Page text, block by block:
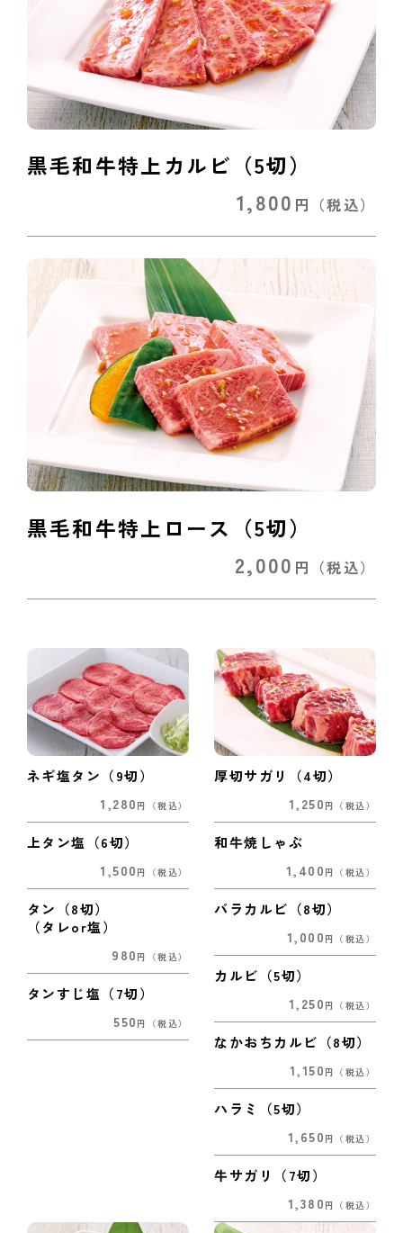
黒毛和牛特上カルビ（5切）
1,800 円 （税込）
黒毛和牛特上ロース（5切）
2,000 円 （税込）
ネギ塩タン（9切）
1,280 円 （税込）
上タン塩（6切）
1,500 円 （税込）
タン（8切）
（タレor塩）
980 円 （税込）
タンすじ塩（7切）
550 円 （税込）
厚切サガリ（4切）
1,250 円 （税込）
和牛焼しゃぶ
1,400 円 （税込）
バラカルビ（8切）
1,000 円 （税込）
カルビ（5切）
1,250 円 （税込）
なかおちカルビ（8切）
1,150 円 （税込）
ハラミ（5切）
1,650 円 （税込）
牛サガリ（7切）
1,380 円 （税込）